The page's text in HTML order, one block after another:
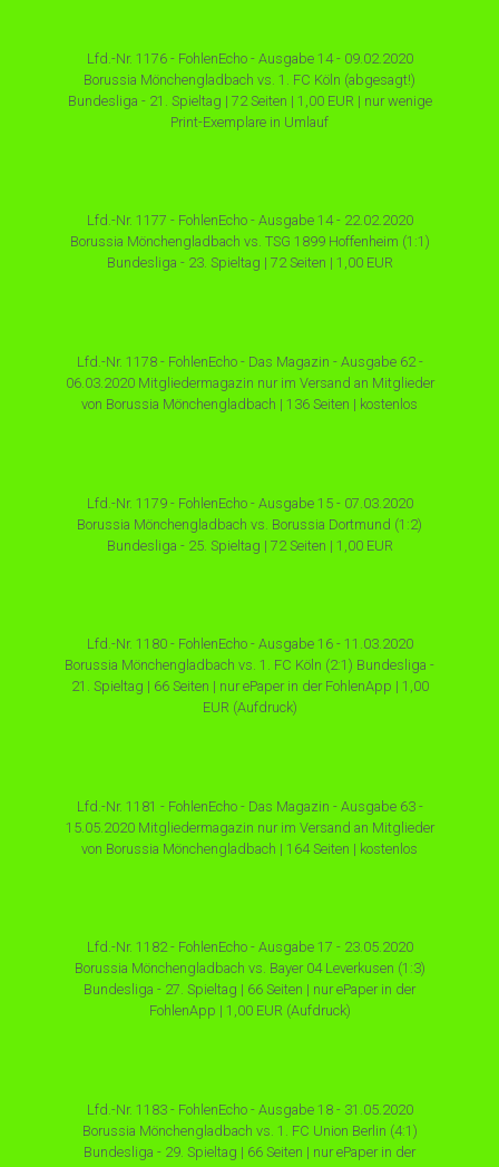
Lfd.-Nr. 1176 - FohlenEcho - Ausgabe 14 - 09.02.2020
Borussia Mönchengladbach vs. 1. FC Köln (abgesagt!)
Bundesliga - 21. Spieltag | 72 Seiten | 1,00 EUR | nur wenige
Print-Exemplare in Umlauf
Lfd.-Nr. 1177 - FohlenEcho - Ausgabe 14 - 22.02.2020
Borussia Mönchengladbach vs. TSG 1899 Hoffenheim (1:1)
Bundesliga - 23. Spieltag | 72 Seiten | 1,00 EUR
Lfd.-Nr. 1178 - FohlenEcho - Das Magazin - Ausgabe 62 -
06.03.2020 Mitgliedermagazin nur im Versand an Mitglieder
von Borussia Mönchengladbach | 136 Seiten | kostenlos
Lfd.-Nr. 1179 - FohlenEcho - Ausgabe 15 - 07.03.2020
Borussia Mönchengladbach vs. Borussia Dortmund (1:2)
Bundesliga - 25. Spieltag | 72 Seiten | 1,00 EUR
Lfd.-Nr. 1180 - FohlenEcho - Ausgabe 16 - 11.03.2020
Borussia Mönchengladbach vs. 1. FC Köln (2:1) Bundesliga -
21. Spieltag | 66 Seiten | nur ePaper in der FohlenApp | 1,00
EUR (Aufdruck)
Lfd.-Nr. 1181 - FohlenEcho - Das Magazin - Ausgabe 63 -
15.05.2020 Mitgliedermagazin nur im Versand an Mitglieder
von Borussia Mönchengladbach | 164 Seiten | kostenlos
Lfd.-Nr. 1182 - FohlenEcho - Ausgabe 17 - 23.05.2020
Borussia Mönchengladbach vs. Bayer 04 Leverkusen (1:3)
Bundesliga - 27. Spieltag | 66 Seiten | nur ePaper in der
FohlenApp | 1,00 EUR (Aufdruck)
Lfd.-Nr. 1183 - FohlenEcho - Ausgabe 18 - 31.05.2020
Borussia Mönchengladbach vs. 1. FC Union Berlin (4:1)
Bundesliga - 29. Spieltag | 66 Seiten | nur ePaper in der